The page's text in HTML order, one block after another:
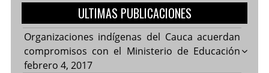
ULTIMAS PUBLICACIONES
Organizaciones indígenas del Cauca acuerdan
compromisos con el Ministerio de Educación
febrero 4, 2017